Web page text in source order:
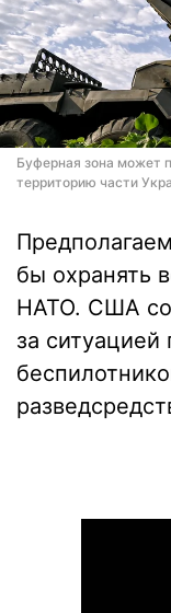
Буферная зона может
территорию части
бы охранять
НАТО. США
за